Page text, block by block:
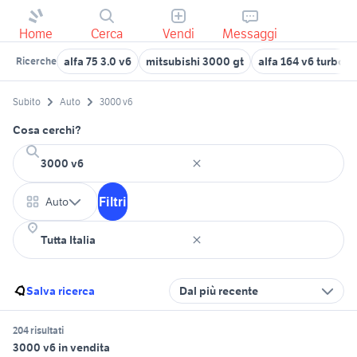
Home Cerca Vendi Messaggi
Ricerche alfa 75 3.0 v6 mitsubishi 3000 gt alfa 164 v6 turbo
Subito Auto 3000 v6
Cosa cerchi?
Auto Filtri
Salva ricerca Dal più recente
204 risultati
3000 v6 in vendita